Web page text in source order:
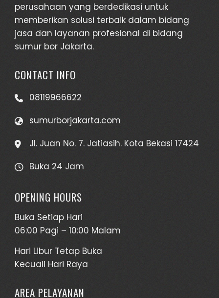
perusahaan yang berdedikasi untuk
memberikan solusi terbaik dalam bidang
jasa dan layanan profesional di bidang
sumur bor Jakarta.
CONTACT INFO
08119966622
sumurborjakarta.com
Jl. Juan No. 7. Jatiasih. Kota Bekasi 17424
Buka 24 Jam
OPENING HOURS
Buka Setiap Hari
06:00 Pagi – 10:00 Malam
Hari Libur Tetap Buka
Kecuali Hari Raya
AREA PELAYANAN